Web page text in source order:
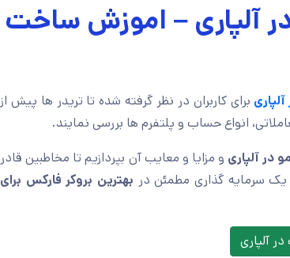
آلپاری – اموزش ساخت
آلپاری برای کاربران در نظر گرفته شده تا تریدر ها پیش از
انواع حساب و پلتفرم ها بررسی نمایند.
آلپاری و مزایا و معایب آن بپردازیم تا مخاطبین قادر
یک سرمایه گذاری مطمئن در بهترین بروکر فارکس برای
آلپاری